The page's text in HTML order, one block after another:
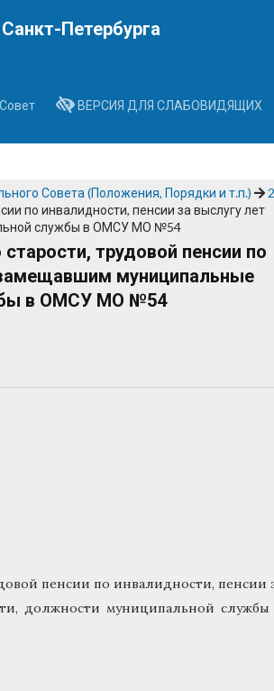
Петербурга
ВЕРСИЯ ДЛЯ СЛАБОВИДЯЩИХ
Совета (Положения, Порядки и т.п.)
по инвалидности, пенсии за выслугу лет
службы в ОМСУ МО №54
трудовой пенсии по
муниципальные
в ОМСУ МО №54
пенсии по инвалидности, пенсии
должности муниципальной службы